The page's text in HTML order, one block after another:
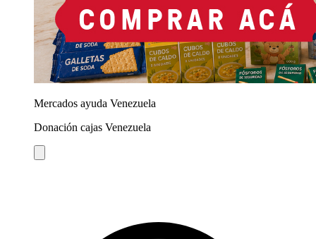
Mercados ayuda Venezuela
Donación cajas Venezuela